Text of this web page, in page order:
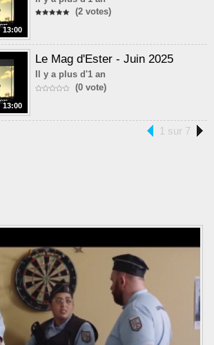
13:00
(2 votes)
13:00
Le Mag d'Ester - Juin 2025
Il y a plus d'1 an
(0 vote)
1 sur 7